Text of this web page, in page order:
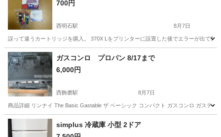
700円
西明石駅 8月7日
誤って違うカートリッジを購入。 370X Lをプリンターに設置した後でエラーが出
兵庫 明石市 西明石駅 その他
ガスコンロ プロパン 8/17まで
6,000円
西飾磨駅 8月7日
商品詳細 リンナイ The Basic Gastable ザ ベーシック コンパクト ガスコンロ ガステ
兵庫 姫路市 キッチン家電
simplus 冷蔵庫 小型 2ドア